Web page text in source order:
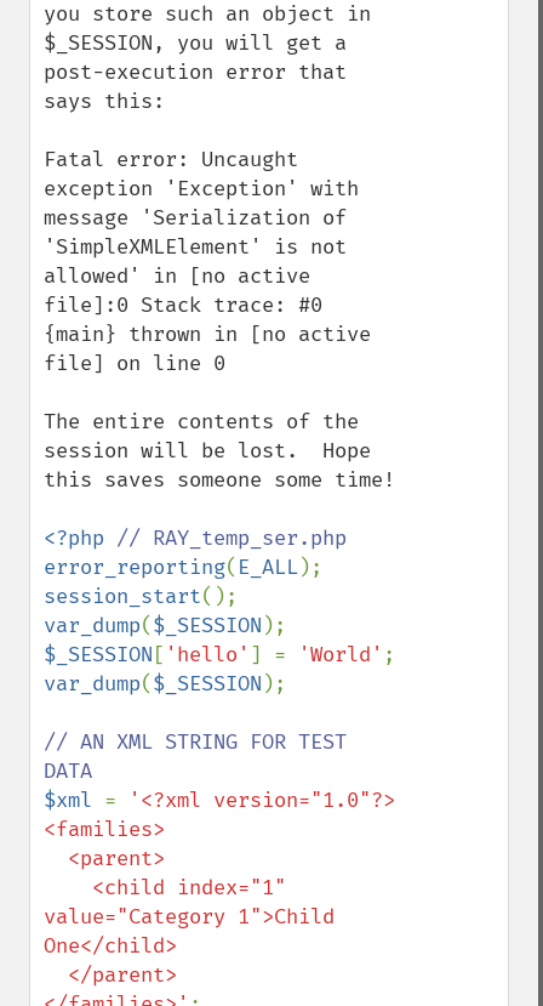
you store such an object in
$_SESSION, you will get a
post-execution error that
says this:
Fatal error: Uncaught
exception 'Exception' with
message 'Serialization of
'SimpleXMLElement' is not
allowed' in [no active
file]:0 Stack trace: #0
{main} thrown in [no active
file] on line 0
The entire contents of the
session will be lost.  Hope
this saves someone some time!
<?php
error_reporting( E_ALL
session_start
var_dump($_SESSION
$_SESSION [ 'hello' ] = 'World'
var_dump($_SESSION );
// AN XML STRING FOR TEST
$xml =
'<?xml version="1.0"?>
<families>
value="Category 1">Child
One</child>